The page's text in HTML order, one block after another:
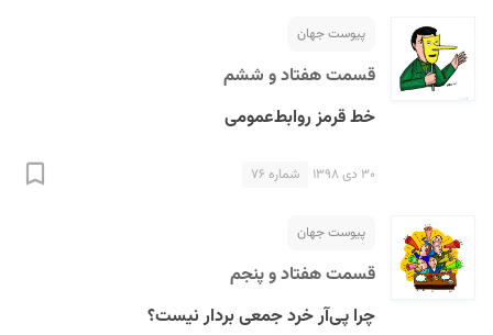
پیوست جهان
قسمت هفتاد و ششم
خط قرمز روابط‌عمومی
۳۰ دی ۱۳۹۸ شماره ۷۶
پیوست جهان
قسمت هفتاد و پنجم
چرا پی‌آر خرد جمعی بردار نیست؟